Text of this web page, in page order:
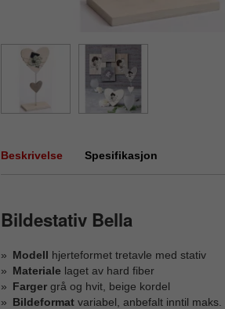
Beskrivelse Spesifikasjon
Bildestativ Bella
Modell hjerteformet tretavle med stativ
Materiale laget av hard fiber
Fargergrå og hvit, beige kordel
Bildeformatvariabel, anbefalt inntil maks.